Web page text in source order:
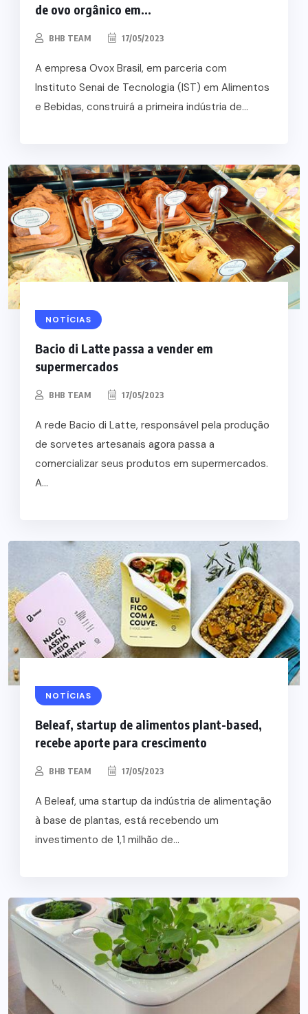
de ovo orgânico em...
BHB TEAM 17/05/2023
A empresa Ovox Brasil, em parceria com
Instituto Senai de Tecnologia (IST) em Alimentos
e Bebidas, construirá a primeira indústria de...
NOTÍCIAS
Bacio di Latte passa a vender em
supermercados
BHB TEAM 17/05/2023
A rede Bacio di Latte, responsável pela produção
de sorvetes artesanais agora passa a
comercializar seus produtos em supermercados.
A...
NOTÍCIAS
Beleaf, startup de alimentos plant-based,
recebe aporte para crescimento
BHB TEAM 17/05/2023
A Beleaf, uma startup da indústria de alimentação
à base de plantas, está recebendo um
investimento de 1,1 milhão de...